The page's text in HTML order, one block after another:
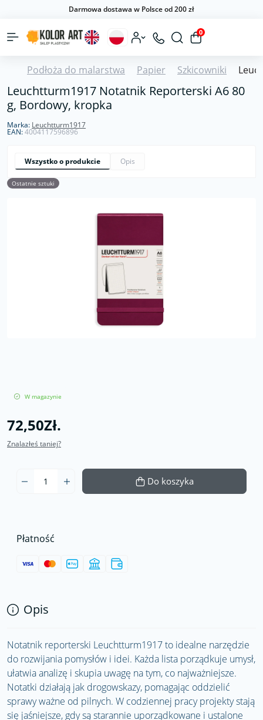
Darmowa dostawa w Polsce od 200 zł
0
Podłoża do malarstwa Papier Szkicowniki
Leuchtturm1917 Notatnik Reporterski A6 80
g, Bordowy, kropka
Marka: Leuchtturm1917
EAN:4004117596896
Wszystko o produkcie Opis
Ostatnie sztuki
W magazynie
72,50Zł.
Znalazłeś taniej?
Do koszyka
Płatność
Opis
Notatnik reporterski Leuchtturm1917 to idealne narzędzie
do rozwijania pomysłów i idei. Każda lista porządkuje umysł,
ułatwia analizę i skupia uwagę na tym, co najważniejsze.
Notatki działają jak drogowskazy, pomagając oddzielić
sprawy ważne od pilnych. W codziennej pracy projekty stają
się jaśniejsze, gdy są starannie uporządkowane i ustalone